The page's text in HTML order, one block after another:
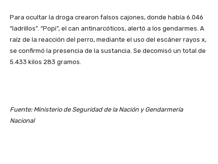
Para ocultar la droga crearon falsos cajones, donde había 6.046
“ladrillos”. “Popi”, el can antinarcóticos, alertó a los gendarmes. A
raíz de la reacción del perro, mediante el uso del escáner rayos x,
se confirmó la presencia de la sustancia. Se decomisó un total de
5.433 kilos 283 gramos.
Fuente: Ministerio de Seguridad de la Nación y Gendarmería
Nacional